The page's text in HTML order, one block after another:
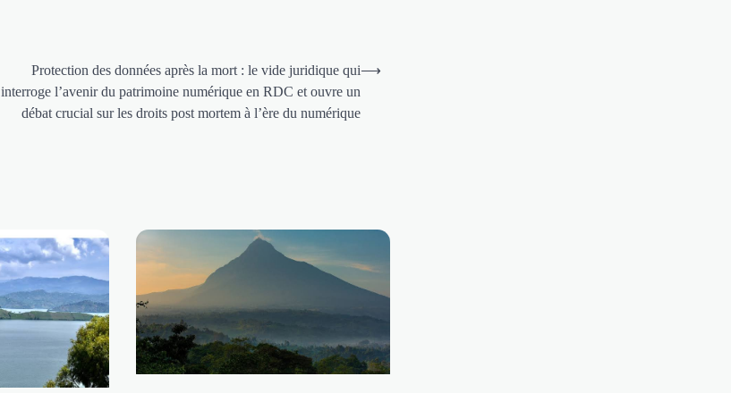
Protection des données après la mort : le vide juridique qui
interroge l’avenir du patrimoine numérique en RDC et ouvre un
débat crucial sur les droits post mortem à l’ère du numérique
⟶